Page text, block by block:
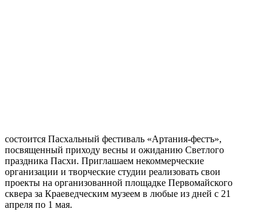
состоится Пасхальный фестиваль «Артания-фестъ»,
посвященный приходу весны и ожиданию Светлого
праздника Пасхи. Приглашаем некоммерческие
организации и творческие студии реализовать свои
проекты на организованной площадке Первомайского
сквера за Краеведческим музеем в любые из дней с 21
апреля по 1 мая.